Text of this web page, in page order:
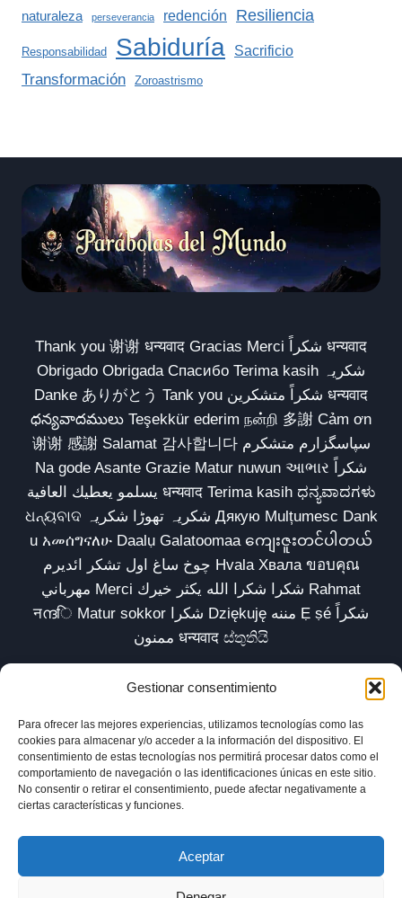
Gestionar consentimiento
Para ofrecer las mejores experiencias, utilizamos tecnologías como las
cookies para almacenar y/o acceder a la información del dispositivo. El
consentimiento de estas tecnologías nos permitirá procesar datos como el
comportamiento de navegación o las identificaciones únicas en este sitio.
No consentir o retirar el consentimiento, puede afectar negativamente a
ciertas características y funciones.
Aceptar
naturaleza perseverancia redención Resiliencia
Responsabilidad Sabiduría Sacrificio
Transformación Zoroastrismo
Thank you 谢谢 धन्यवाद Gracias Merci شكراً धन्यवाद
Obrigado Obrigada Спасибо Terima kasih شکریہ
Danke ありがとう Tank you شكراً متشكرين धन्यवाद
ధన్యవాదములు Teşekkür ederim நன்றி 多謝 Cảm ơn
谢谢 感謝 Salamat 감사합니다 سپاسگزارم متشکرم
Na gode Asante Grazie Matur nuwun આભાર شكراً
يسلمو يعطيك العافية धन्यवाद Terima kasih ಧನ್ಯವಾದಗಳು
ଧନ୍ୟବାଦ شکریہ تھوڑا شکریہ Дякую Mulțumesc Dank
u አመሰግናለሁ Daalụ Galatoomaa ကျေးဇူးတင်ပါတယ်
چوخ ساغ اول تشکر ائدیرم Hvala Хвала ขอบคุณ
مهرباني Merci شكرا شكرا الله يكثر خيرك Rahmat
नന്ദि Matur sokkor شكرا Dziękuję مننه Ẹ ṣé شكراً
ممنون धन्यवाद ස්තුතියි
Inicio Biblioteca Parábolas TV
Comunidad
Esencia
Blog
Política de privacidad
Aviso legal
Política de cookies (UE)